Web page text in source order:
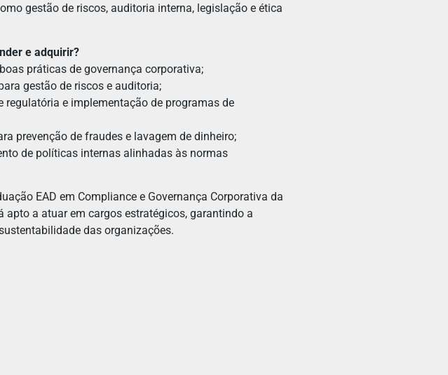
gestão de riscos, auditoria interna, legislação e ética
e adquirir?
práticas de governança corporativa;
gestão de riscos e auditoria;
regulatória e implementação de programas de
prevenção de fraudes e lavagem de dinheiro;
de políticas internas alinhadas às normas
EAD em Compliance e Governança Corporativa da
apto a atuar em cargos estratégicos, garantindo a
das organizações.